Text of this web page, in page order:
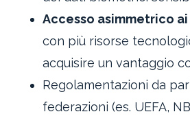
Accesso asimmetrico
con più risorse
acquisire un vantaggio
Regolamentazioni da
federazioni (es. UEFA,